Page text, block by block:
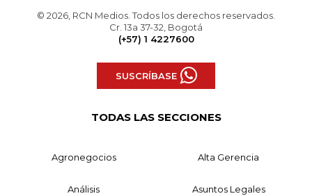
© 2026, RCN Medios. Todos los derechos reservados.
Cr. 13a 37-32, Bogotá
(+57) 1 4227600
SUSCRÍBASE
TODAS LAS SECCIONES
Agronegocios Alta Gerencia
Análisis Asuntos Legales